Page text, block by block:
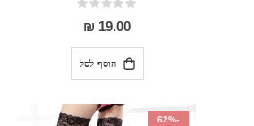
Rating:
0%
19.00 ₪
הוסף לסל
-62%